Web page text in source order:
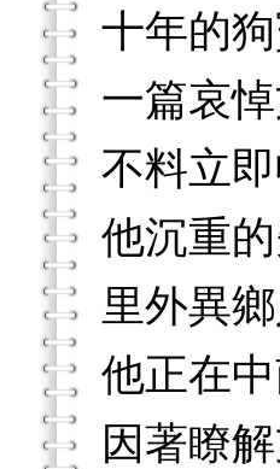
十年的
一篇哀
不料立
他沉重
里外異
他正在
因著瞭